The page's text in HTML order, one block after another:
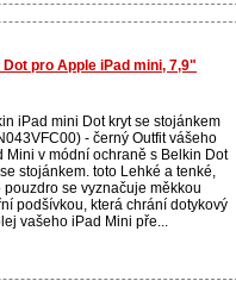
pro Apple iPad mini, 7,9"
iPad mini Dot kryt se stojánkem
- černý Outfit vášeho
Mini v módní ochraně s Belkin Dot
stojánkem. toto Lehké a tenké,
pouzdro se vyznačuje měkkou
podšívkou, která chrání dotykový
vašeho iPad Mini pře...